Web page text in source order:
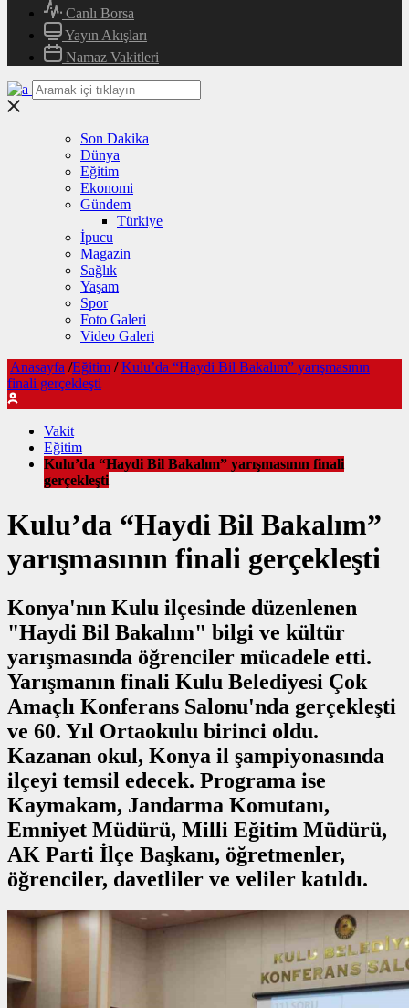
Canlı Borsa
Yayın Akışları
Namaz Vakitleri
Son Dakika
Dünya
Eğitim
Ekonomi
Gündem
Türkiye
İpucu
Magazin
Sağlık
Yaşam
Spor
Foto Galeri
Video Galeri
Anasayfa /Eğitim / Kulu’da “Haydi Bil Bakalım” yarışmasının
finali gerçekleşti
Vakit
Eğitim
Kulu’da “Haydi Bil Bakalım” yarışmasının finali
gerçekleşti
Kulu’da “Haydi Bil Bakalım”
yarışmasının finali gerçekleşti
Konya'nın Kulu ilçesinde düzenlenen
"Haydi Bil Bakalım" bilgi ve kültür
yarışmasında öğrenciler mücadele etti.
Yarışmanın finali Kulu Belediyesi Çok
Amaçlı Konferans Salonu'nda gerçekleşti
ve 60. Yıl Ortaokulu birinci oldu.
Kazanan okul, Konya il şampiyonasında
ilçeyi temsil edecek. Programa ise
Kaymakam, Jandarma Komutanı,
Emniyet Müdürü, Milli Eğitim Müdürü,
AK Parti İlçe Başkanı, öğretmenler,
öğrenciler, davetliler ve veliler katıldı.